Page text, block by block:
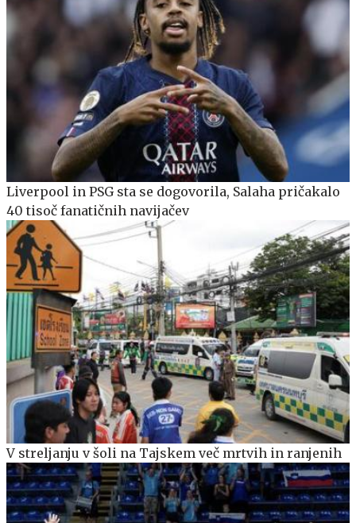
Liverpool in PSG sta se dogovorila, Salaha pričakalo
40 tisoč fanatičnih navijačev
V streljanju v šoli na Tajskem več mrtvih in ranjenih